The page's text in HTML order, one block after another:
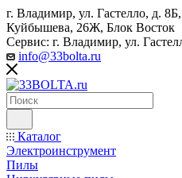
г. Владимир, ул. Гастелло, д.
Куйбышева, 26Ж, Блок Восток
Сервис: г. Владимир, ул.
info@33bolta.ru
Каталог
Электроинструмент
Пилы